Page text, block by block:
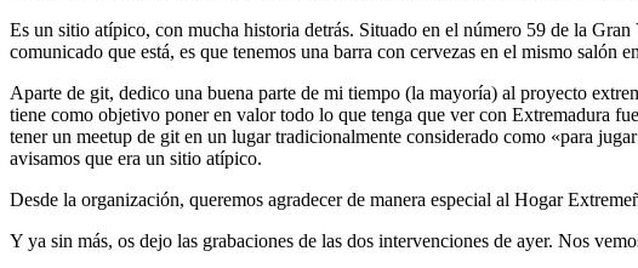
Es un sitio atípico, con mucha historia detrás. Situado en el número 59 de la
comunicado que está, es que tenemos una barra con cervezas en el mismo salón
Aparte de git, dedico una buena parte de mi tiempo (la mayoría) al proyecto
tiene como objetivo poner en valor todo lo que tenga que ver con Extremadura
tener un meetup de git en un lugar tradicionalmente considerado como «para
avisamos que era un sitio atípico.
Desde la organización, queremos agradecer de manera especial al Hogar
Y ya sin más, os dejo las grabaciones de las dos intervenciones de ayer. Nos